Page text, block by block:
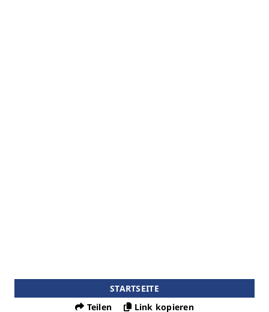
STARTSEITE
Teilen
Link kopieren